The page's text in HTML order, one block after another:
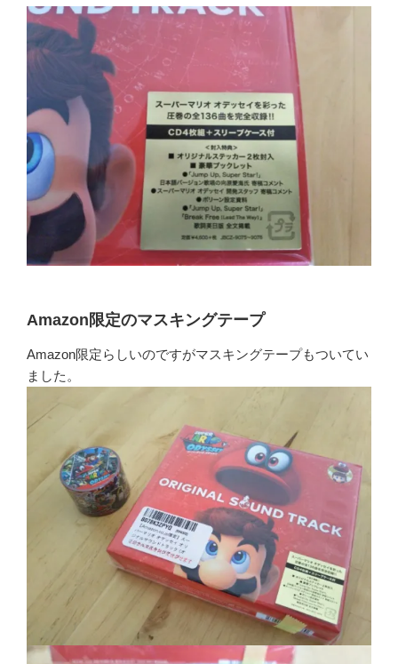
Amazon限定のマスキングテープ
Amazon限定らしいのですがマスキングテープもついてい
ました。